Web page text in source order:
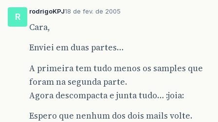
R
rodrigoKPJ18 de fev. de 2005
Cara,
Enviei em duas partes…
A primeira tem tudo menos os samples que
foram na segunda parte.
Agora descompacta e junta tudo… :joia:
Espero que nenhum dos dois mails volte.